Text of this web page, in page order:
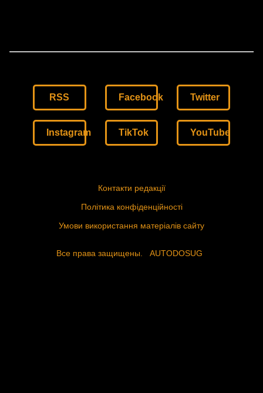
RSS Facebook Twitter
Instagram TikTok YouTube
Контакти редакції
Політика конфіденційності
Умови використання матеріалів сайту
Все права защищены. AUTODOSUG